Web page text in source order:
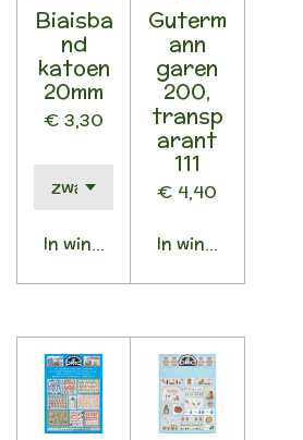
Biaisba
nd
katoen
20mm
€ 3,30
In winkelwagen
Guterm
ann
garen
200,
transp
arant
111
€ 4,40
In winkelwagen